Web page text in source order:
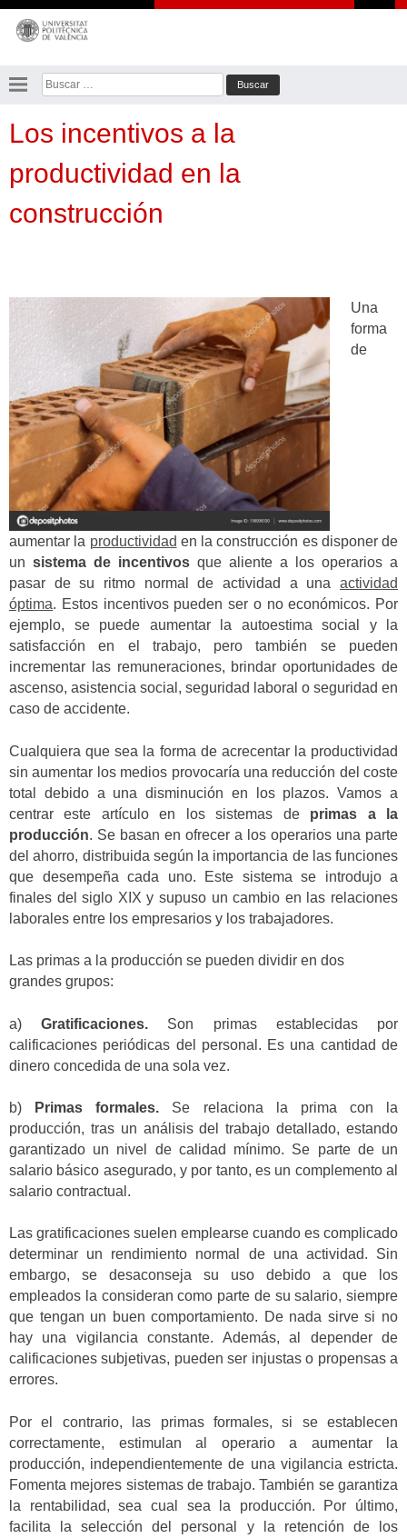
Saltar
contenido
Buscar:
Los incentivos a la
productividad en la
construcción
Una
forma
de
aumentar la productividad en la construcción es disponer de
un sistema de incentivos que aliente a los operarios a
pasar de su ritmo normal de actividad a una actividad
óptima. Estos incentivos pueden ser o no económicos. Por
ejemplo, se puede aumentar la autoestima social y la
satisfacción en el trabajo, pero también se pueden
incrementar las remuneraciones, brindar oportunidades de
ascenso, asistencia social, seguridad laboral o seguridad en
caso de accidente.
Cualquiera que sea la forma de acrecentar la productividad
sin aumentar los medios provocaría una reducción del coste
total debido a una disminución en los plazos. Vamos a
centrar este artículo en los sistemas de primas a la
producción. Se basan en ofrecer a los operarios una parte
del ahorro, distribuida según la importancia de las funciones
que desempeña cada uno. Este sistema se introdujo a
finales del siglo XIX y supuso un cambio en las relaciones
laborales entre los empresarios y los trabajadores.
Las primas a la producción se pueden dividir en dos
grandes grupos:
a)Gratificaciones. Son primas establecidas por
calificaciones periódicas del personal. Es una cantidad de
dinero concedida de una sola vez.
b) Primas formales. Se relaciona la prima con la
producción, tras un análisis del trabajo detallado, estando
garantizado un nivel de calidad mínimo. Se parte de un
salario básico asegurado, y por tanto, es un complemento al
salario contractual.
Las gratificaciones suelen emplearse cuando es complicado
determinar un rendimiento normal de una actividad. Sin
embargo, se desaconseja su uso debido a que los
empleados la consideran como parte de su salario, siempre
que tengan un buen comportamiento. De nada sirve si no
hay una vigilancia constante. Además, al depender de
calificaciones subjetivas, pueden ser injustas o propensas a
errores.
Por el contrario, las primas formales, si se establecen
correctamente, estimulan al operario a aumentar la
producción, independientemente de una vigilancia estricta.
Fomenta mejores sistemas de trabajo. También se garantiza
la rentabilidad, sea cual sea la producción. Por último,
facilita la selección del personal y la retención de los